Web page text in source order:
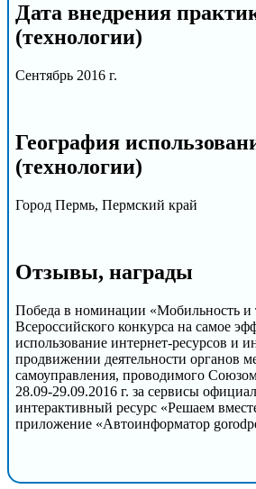
Дата внедрения
(технологии)
Сентябрь 2016 г.
География
(технологии)
Город Пермь, Пермский край
Отзывы, награды
Победа в номинации «Мобильность и
Всероссийского конкурса на самое
использование интернет-ресурсов и
продвижении деятельности органов
самоуправления, проводимого
28.09-29.09.2016 г. за сервисы
интерактивный ресурс «Решаем
приложение «Автоинформатор